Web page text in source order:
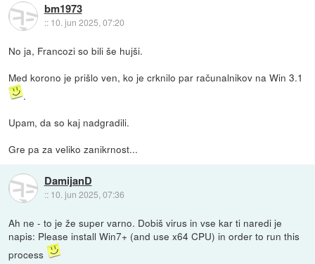
bm1973
:: 10. jun 2025, 07:20
No ja, Francozi so bili še hujši.
Med korono je prišlo ven, ko je crknilo par računalnikov na Win 3.1
.
Upam, da so kaj nadgradili.
Gre pa za veliko zanikrnost...
DamijanD
:: 10. jun 2025, 07:36
Ah ne - to je že super varno. Dobiš virus in vse kar ti naredi je
napis: Please install Win7+ (and use x64 CPU) in order to run this
process